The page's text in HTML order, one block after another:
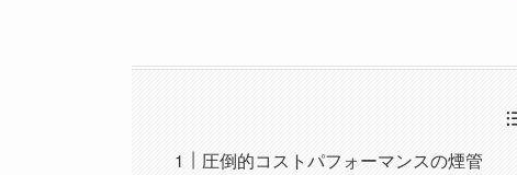
圧倒的コストパフォーマンスの煙管